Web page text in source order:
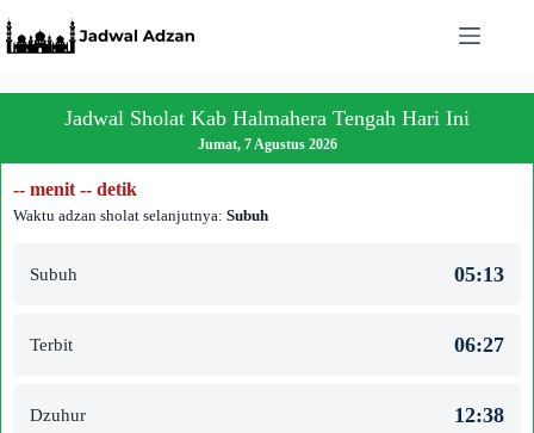
to
content
Jadwal Sholat Kab Halmahera Tengah Hari Ini
Jumat, 7 Agustus 2026
-- menit -- detik
Waktu adzan sholat selanjutnya: Subuh
Subuh 05:13
Terbit 06:27
Dzuhur 12:38